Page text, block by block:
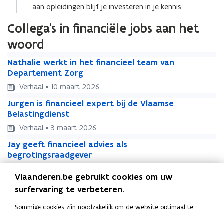
aan opleidingen blijf je investeren in je kennis.
Collega's in financiële jobs aan het
woord
a
t
h
a
l
i
e
w
e
r
Nathalie werkt in het financieel team van
Departement Zorg
N
a
t
h
a
l
i
e
w
e
r
Verhaal • 10 maart 2026
u
r
g
e
n
i
Jurgen is financieel expert bij de Vlaamse
Belastingdienst
J
u
r
g
e
n
i
Verhaal • 3 maart 2026
a
y
Jay geeft financieel advies als
begrotingsraadgever
J
a
y
Frank combineert zijn ervaring met de dynamiek
van de financiële sector
Vlaanderen.be gebruikt cookies om uw
surfervaring te verbeteren.
Sommige cookies zijn noodzakelijk om de website optimaal te